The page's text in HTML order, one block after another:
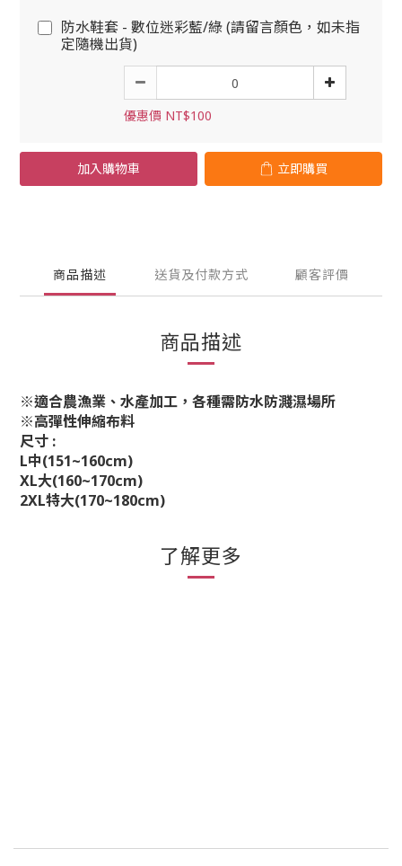
防水鞋套 - 數位迷彩藍/綠 (請留言顏色，如未指
定隨機出貨)
優惠價 NT$100
加入購物車 立即購買
商品描述 送貨及付款方式 顧客評價
商品描述
※適合農漁業、水產加工，各種需防水防濺濕場所
※高彈性伸縮布料
尺寸 :
L中(151~160cm)
XL大(160~170cm)
2XL特大(170~180cm)
了解更多